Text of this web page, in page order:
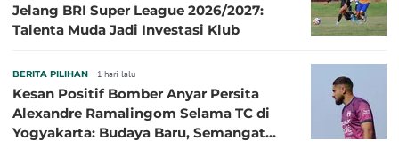
Jelang BRI Super League 2026/2027:
Talenta Muda Jadi Investasi Klub
BERITA PILIHAN 1 hari lalu
Kesan Positif Bomber Anyar Persita
Alexandre Ramalingom Selama TC di
Yogyakarta: Budaya Baru, Semangat